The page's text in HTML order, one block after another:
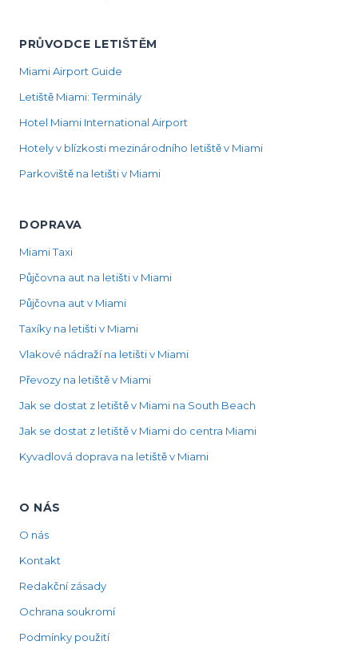
PRŮVODCE LETIŠTĚM
Miami Airport Guide
Letiště Miami: Terminály
Hotel Miami International Airport
Hotely v blízkosti mezinárodního letiště v Miami
Parkoviště na letišti v Miami
DOPRAVA
Miami Taxi
Půjčovna aut na letišti v Miami
Půjčovna aut v Miami
Taxíky na letišti v Miami
Vlakové nádraží na letišti v Miami
Převozy na letiště v Miami
Jak se dostat z letiště v Miami na South Beach
Jak se dostat z letiště v Miami do centra Miami
Kyvadlová doprava na letiště v Miami
O NÁS
O nás
Kontakt
Redakční zásady
Ochrana soukromí
Podmínky použití